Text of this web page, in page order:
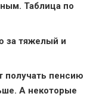
Таблица по
за тяжелый и
получать пенсию
А некоторые